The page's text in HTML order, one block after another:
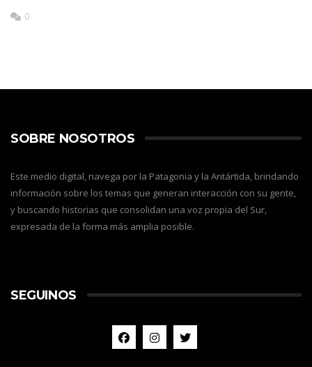
0
SOBRE NOSOTROS
Este medio digital, navega por la Patagonia y la Antártida, brindando
información sobre los temas que generan interacción con su gente,
y buscando historias que consolidan una voz propia del Sur,
expresada de la forma más amplia posible.
SEGUINOS